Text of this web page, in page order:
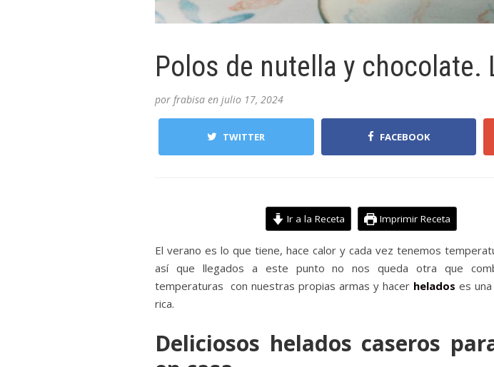
Polos de nutella y chocolate.
por frabisa en julio 17, 2024
TWITTER FACEBOOK
Ir a la Receta Imprimir Receta
El verano es lo que tiene, hace calor y cada vez tenemos
así que llegados a este punto no nos queda otra que
temperaturas con nuestras propias armas y hacer helados es
rica.
Deliciosos helados caseros